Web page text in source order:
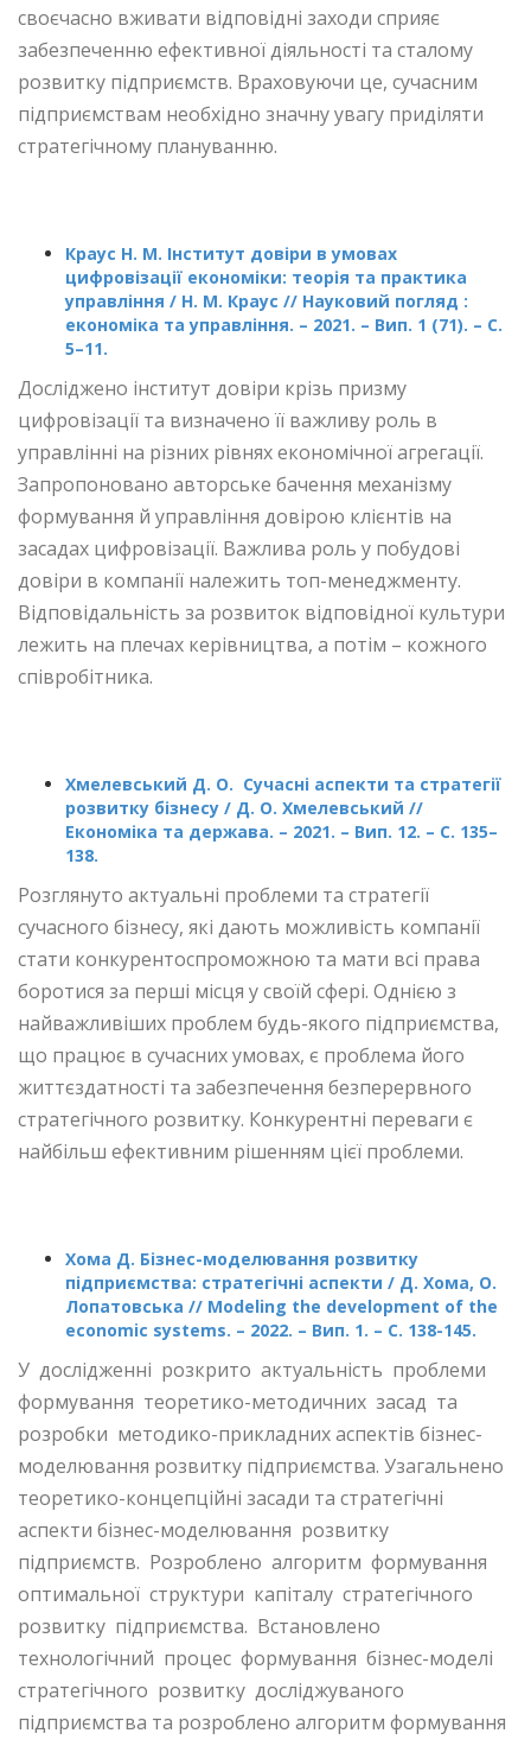
своєчасно вживати відповідні заходи сприяє
забезпеченню ефективної діяльності та сталому
розвитку підприємств. Враховуючи це, сучасним
підприємствам необхідно значну увагу приділяти
стратегічному плануванню.
Краус Н. М. Інститут довіри в умовах
цифровізації економіки: теорія та практика
управління / Н. М. Краус // Науковий погляд :
економіка та управління. – 2021. – Вип. 1 (71). – С.
5–11.
Досліджено інститут довіри крізь призму
цифровізації та визначено її важливу роль в
управлінні на різних рівнях економічної агрегації.
Запропоновано авторське бачення механізму
формування й управління довірою клієнтів на
засадах цифровізації. Важлива роль у побудові
довіри в компанії належить топ-менеджменту.
Відповідальність за розвиток відповідної культури
лежить на плечах керівництва, а потім – кожного
співробітника.
Хмелевський Д. О. Сучасні аспекти та стратегії
розвитку бізнесу / Д. О. Хмелевський //
Економіка та держава. – 2021. – Вип. 12. – С. 135–
138.
Розглянуто актуальні проблеми та стратегії
сучасного бізнесу, які дають можливість компанії
стати конкурентоспроможною та мати всі права
боротися за перші місця у своїй сфері. Однією з
найважливіших проблем будь-якого підприємства,
що працює в сучасних умовах, є проблема його
життєздатності та забезпечення безперервного
стратегічного розвитку. Конкурентні переваги є
найбільш ефективним рішенням цієї проблеми.
Хома Д. Бізнес-моделювання розвитку
підприємства: стратегічні аспекти / Д. Хома, О.
Лопатовська // Modeling the development of the
economic systems. – 2022. – Вип. 1. – C. 138-145.
У дослідженні розкрито актуальність проблеми
формування теоретико-методичних засад та
розробки методико-прикладних аспектів бізнес-
моделювання розвитку підприємства. Узагальнено
теоретико-концепційні засади та стратегічні
аспекти бізнес-моделювання розвитку
підприємств. Розроблено алгоритм формування
оптимальної структури капіталу стратегічного
розвитку підприємства. Встановлено
технологічний процес формування бізнес-моделі
стратегічного розвитку досліджуваного
підприємства та розроблено алгоритм формування